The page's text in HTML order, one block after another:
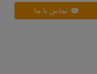
تماس با ما